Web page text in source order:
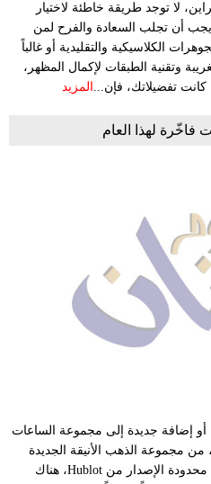
لا توجد طريقة خاطئة لاختيار
يجب أن تجلب السعادة والفرح لمن
الكلاسيكية والتقليدية أو غالباً
وتقنية الطبقات لإكمال المظهر،
تفضيلاتك، فإن... المزيد
فاخّرة لهذا العام
أو إضافة جديدة إلى مجموعة الساعات
مجموعة الذهب الأنيقة الجديدة
التي قدمتها Bell & Ross إلى ساعة محدودة الإصدار من Hublot، هناك